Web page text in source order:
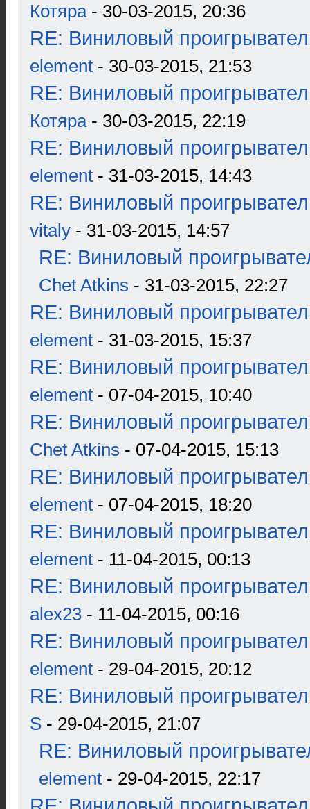
Котяра- 30-03-2015, 20:36
RE: Виниловый
element - 30-03-2015, 21:53
RE: Виниловый
Котяра- 30-03-2015, 22:19
RE: Виниловый
element - 31-03-2015, 14:43
RE: Виниловый
vitaly - 31-03-2015, 14:57
RE: Виниловый
Chet Atkins - 31-03-2015, 22:27
RE: Виниловый
element - 31-03-2015, 15:37
RE: Виниловый
element - 07-04-2015, 10:40
RE: Виниловый
Chet Atkins - 07-04-2015, 15:13
RE: Виниловый
element - 07-04-2015, 18:20
RE: Виниловый
element - 11-04-2015, 00:13
RE: Виниловый
alex23 - 11-04-2015, 00:16
RE: Виниловый
element - 29-04-2015, 20:12
RE: Виниловый
S - 29-04-2015, 21:07
RE: Виниловый
element - 29-04-2015, 22:17